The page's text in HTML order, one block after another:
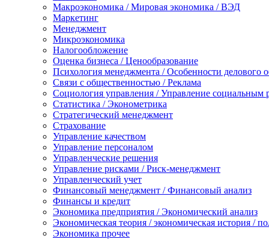
Макроэкономика / Мировая экономика / ВЭД
Маркетинг
Менеджмент
Микроэкономика
Налогообложение
Оценка бизнеса / Ценообразование
Психология менеджмента / Особенности делового
Связи с общественностью / Реклама
Социология управления / Управление социальным
Статистика / Эконометрика
Стратегический менеджмент
Страхование
Управление качеством
Управление персоналом
Управленческие решения
Управление рисками / Риск-менеджмент
Управленческий учет
Финансовый менеджмент / Финансовый анализ
Финансы и кредит
Экономика предприятия / Экономический анализ
Экономическая теория / экономическая история /
Экономика прочее